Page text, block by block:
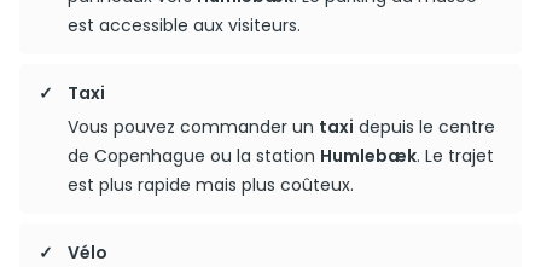
est accessible aux visiteurs.
Taxi
Vous pouvez commander un taxi depuis le centre
de Copenhague ou la station Humlebæk. Le trajet
est plus rapide mais plus coûteux.
Vélo